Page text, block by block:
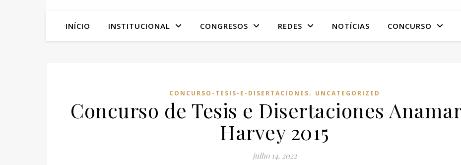
INÍCIO INSTITUCIONAL CONGRESOS REDES NOTÍCIAS CONCURSO
CONCURSO-TESIS-E-DISERTACIONES, UNCATEGORIZED
Concurso de Tesis e Disertaciones
Harvey 2015
julho 14, 2022